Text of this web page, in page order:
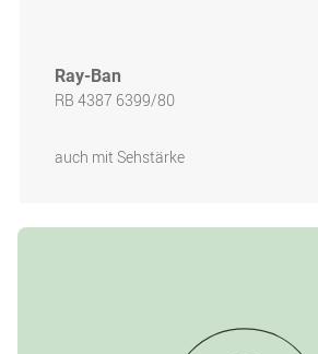
Ray-Ban
RB 4387 6399/80
auch mit Sehstärke